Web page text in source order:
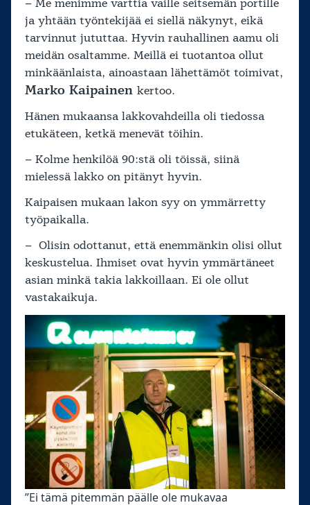
– Me menimme varttia vaille seitsemän portille
ja yhtään työntekijää ei siellä näkynyt, eikä
tarvinnut jututtaa. Hyvin rauhallinen aamu oli
meidän osaltamme. Meillä ei tuotantoa ollut
minkäänlaista, ainoastaan lähettämöt toimivat,
Marko Kaipainen kertoo.
Hänen mukaansa lakkovahdeilla oli tiedossa
etukäteen, ketkä menevät töihin.
– Kolme henkilöä 90:stä oli töissä, siinä
mielessä lakko on pitänyt hyvin.
Kaipaisen mukaan lakon syy on ymmärretty
työpaikalla.
– Olisin odottanut, että enemmänkin olisi ollut
keskustelua. Ihmiset ovat hyvin ymmärtäneet
asian minkä takia lakkoillaan. Ei ole ollut
vastakaikuja.
”Ei tämä pitemmän päälle ole mukavaa